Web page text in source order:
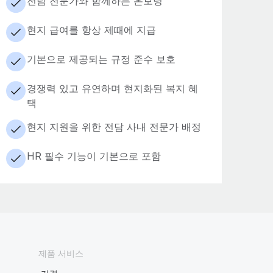
현지 급여를 항상 제때에 지급
기본으로 제공되는 규정 준수 보호
경쟁력 있고 유연하며 현지화된 복지 혜
택
현지 지원을 위한 전담 사내 전문가 배정
HR 필수 기능이 기본으로 포함
제품 서비스